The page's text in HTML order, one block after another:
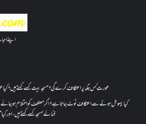
اپنے
عورت کس جگہ پر اعتکاف کرے گی؟مسجد بیت کسے کہتے ہیں؟کیا
کیا بیہوش ہونے سے اعتکاف ٹوٹ جاتا ہے؟ اگر معتکف کو احتلام ہو
فنائے مسجد کسے کہتے ہیں ، اور